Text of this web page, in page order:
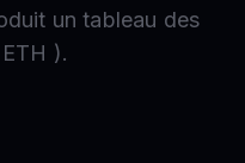
un tableau des
ETH ).